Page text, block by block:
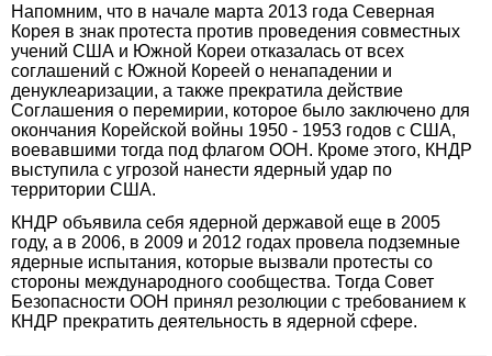
Напомним, что в начале марта 2013 года Северная
Корея в знак протеста против проведения совместных
учений США и Южной Кореи отказалась от всех
соглашений с Южной Кореей о ненападении и
денуклеаризации, а также прекратила действие
Соглашения о перемирии, которое было заключено для
окончания Корейской войны 1950 - 1953 годов с США,
воевавшими тогда под флагом ООН. Кроме этого, КНДР
выступила с угрозой нанести ядерный удар по
территории США.
КНДР объявила себя ядерной державой еще в 2005
году, а в 2006, в 2009 и 2012 годах провела подземные
ядерные испытания, которые вызвали протесты со
стороны международного сообщества. Тогда Совет
Безопасности ООН принял резолюции с требованием к
КНДР прекратить деятельность в ядерной сфере.